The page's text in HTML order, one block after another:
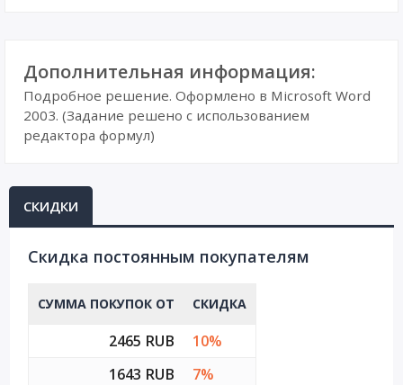
Дополнительная информация:
Подробное решение. Оформлено в Microsoft Word
2003. (Задание решено с использованием
редактора формул)
СКИДКИ
Cкидка постоянным покупателям
СУММА ПОКУПОК ОТ СКИДКА
2465 RUB
10%
1643 RUB
7%